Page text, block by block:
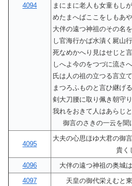
4094
まにまに老人も女童もし
めたまへばここをしもあ
大伴の遠つ神祖のその名
し官海行かば水漬く屍山
死なめかへり見はせじと
しへよ今のをつづに流さ
氏は人の祖の立つる言立
まつろふものと言ひ継げ
剣大刀腰に取り佩き朝守
我れをおきて人はあらじ
御言のさきの一云を
4095
大夫の心思ほゆ大君の御
貴く
4096
大伴の遠つ神祖の奥城
4097
天皇の御代栄えむと